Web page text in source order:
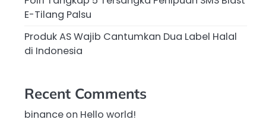
E-Tilang Palsu
Produk AS Wajib Cantumkan Dua Label Halal
di Indonesia
Recent Comments
binanceon Hello world!